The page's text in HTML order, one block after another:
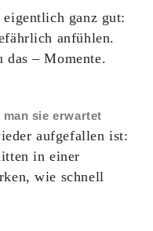
eigentlich ganz gut:
anfühlen.
das – Momente.
sie erwartet
aufgefallen ist:
in einer
wie schnell